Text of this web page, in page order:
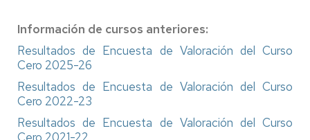
Información de cursos anteriores:
Resultados de Encuesta de Valoración del Curso
Cero 2025-26
Resultados de Encuesta de Valoración del Curso
Cero 2022-23
Resultados de Encuesta de Valoración del Curso